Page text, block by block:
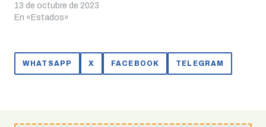
las candidaturas en nueve
entidades.
13 de octubre de 2023
En «Estados»
WHATSAPP X FACEBOOK TELEGRAM